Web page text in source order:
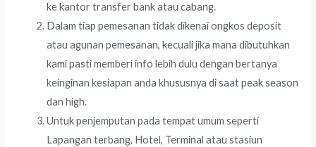
ke kantor transfer bank atau cabang.
Dalam tiap pemesanan tidak dikenai ongkos deposit
atau agunan pemesanan, kecuali jika mana dibutuhkan
kami pasti memberi info lebih dulu dengan bertanya
keinginan kesiapan anda khususnya di saat peak season
dan high.
Untuk penjemputan pada tempat umum seperti
Lapangan terbang, Hotel, Terminal atau stasiun